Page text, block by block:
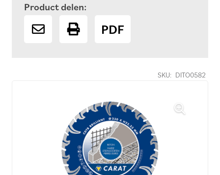
SKU: DITO0582
Product delen:
PDF